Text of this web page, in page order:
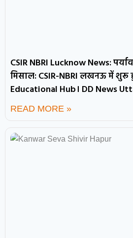
CSIR NBRI Lucknow News:
मिसाल: CSIR-NBRI लखनऊ में
Educational Hub। DD News
READ MORE »